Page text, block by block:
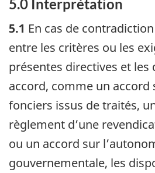
5.0 Interprétation
5.1 En cas de
entre les critères ou les
présentes directives et les
accord, comme un accord
fonciers issus de traités,
règlement d’une
ou un accord sur
gouvernementale, les